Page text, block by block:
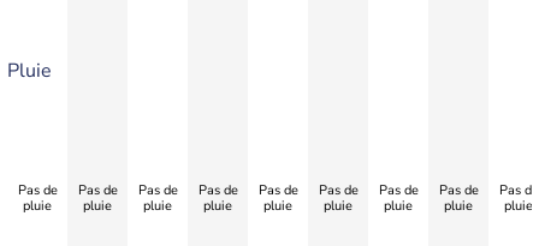
Pluie
Pas de
pluie
Pas de
pluie
Pas de
pluie
Pas de
pluie
Pas de
pluie
Pas de
pluie
Pas de
pluie
Pas de
pluie
Pas de
pluie